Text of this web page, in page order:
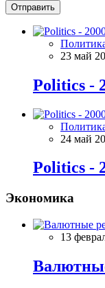
Отправить
23 май
Politics -
24 май
Politics -
Экономика
13